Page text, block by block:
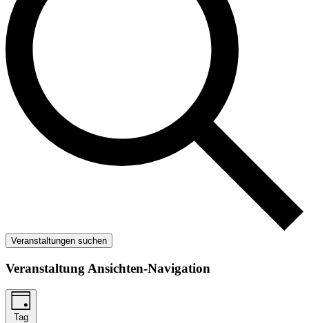
Veranstaltungen suchen
Veranstaltung Ansichten-Navigation
Tag